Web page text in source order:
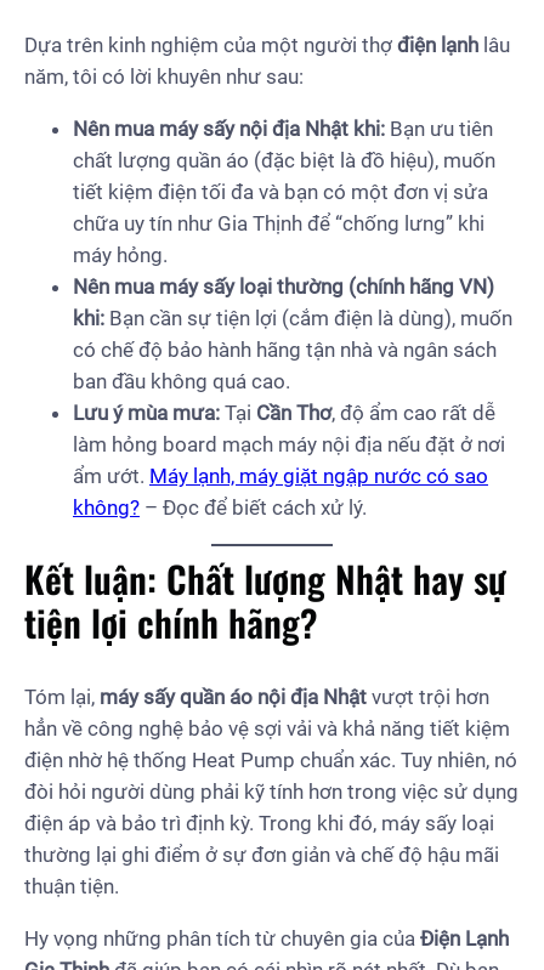
Dựa trên kinh nghiệm của một người thợ điện lạnh lâu
năm, tôi có lời khuyên như sau:
Nên mua máy sấy nội địa Nhật khi: Bạn ưu tiên
chất lượng quần áo (đặc biệt là đồ hiệu), muốn
tiết kiệm điện tối đa và bạn có một đơn vị sửa
chữa uy tín như Gia Thịnh để “chống lưng” khi
máy hỏng.
Nên mua máy sấy loại thường (chính hãng VN)
khi: Bạn cần sự tiện lợi (cắm điện là dùng), muốn
có chế độ bảo hành hãng tận nhà và ngân sách
ban đầu không quá cao.
Lưu ý mùa mưa: Tại Cần Thơ, độ ẩm cao rất dễ
làm hỏng board mạch máy nội địa nếu đặt ở nơi
ẩm ướt. Máy lạnh, máy giặt ngập nước có sao
không? – Đọc để biết cách xử lý.
Kết luận: Chất lượng Nhật hay sự
tiện lợi chính hãng?
Tóm lại, máy sấy quần áo nội địa Nhật vượt trội hơn
hẳn về công nghệ bảo vệ sợi vải và khả năng tiết kiệm
điện nhờ hệ thống Heat Pump chuẩn xác. Tuy nhiên, nó
đòi hỏi người dùng phải kỹ tính hơn trong việc sử dụng
điện áp và bảo trì định kỳ. Trong khi đó, máy sấy loại
thường lại ghi điểm ở sự đơn giản và chế độ hậu mãi
thuận tiện.
Hy vọng những phân tích từ chuyên gia của Điện Lạnh